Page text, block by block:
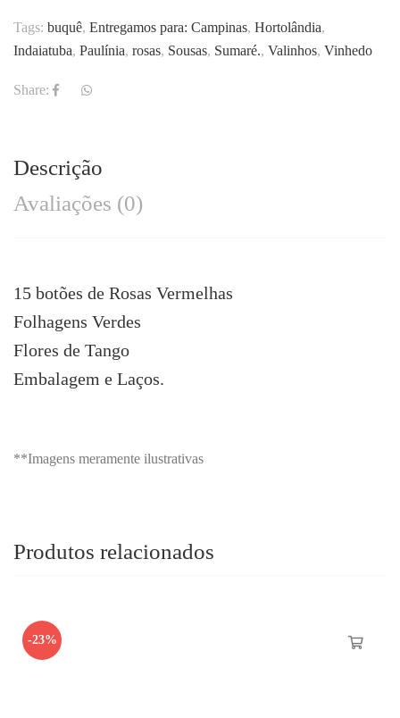
Tags: buquê, Entregamos para: Campinas, Hortolândia,
Indaiatuba, Paulínia, rosas, Sousas, Sumaré., Valinhos, Vinhedo
Share:
Descrição
Avaliações (0)
15 botões de Rosas Vermelhas
Folhagens Verdes
Flores de Tango
Embalagem e Laços.
**Imagens meramente ilustrativas
Produtos relacionados
-23%